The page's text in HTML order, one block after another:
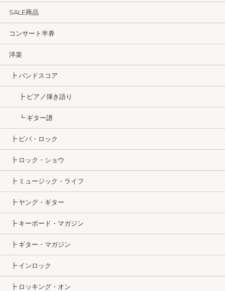
SALE商品
コンサート半券
洋楽
┣ バンドスコア
┣ ピアノ弾き語り
┗ ギター譜
┣ ビバ・ロック
┣ ロック・ショウ
┣ ミュージック・ライフ
┣ ヤング・ギター
┣ キーボード・マガジン
┣ ギター・マガジン
┣ インロック
┣ ロッキング・オン